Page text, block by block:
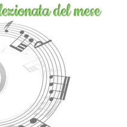
del mese